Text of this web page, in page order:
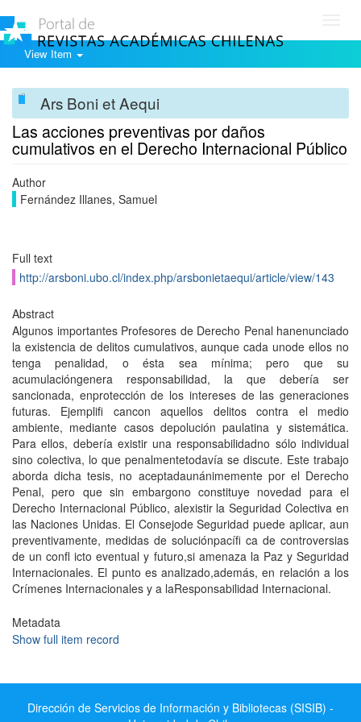
View Item
Ars Boni et Aequi
Las acciones preventivas por daños
cumulativos en el Derecho Internacional Público
Author
Fernández Illanes, Samuel
Full text
http://arsboni.ubo.cl/index.php/arsbonietaequi/article/view/143
Abstract
Algunos importantes Profesores de Derecho Penal hanenunciado
la existencia de delitos cumulativos, aunque cada unode ellos no
tenga penalidad, o ésta sea mínima; pero que su
acumulacióngenera responsabilidad, la que debería ser
sancionada, enprotección de los intereses de las generaciones
futuras. Ejemplifi cancon aquellos delitos contra el medio
ambiente, mediante casos depolución paulatina y sistemática.
Para ellos, debería existir una responsabilidadno sólo individual
sino colectiva, lo que penalmentetodavía se discute. Este trabajo
aborda dicha tesis, no aceptadaunánimemente por el Derecho
Penal, pero que sin embargono constituye novedad para el
Derecho Internacional Público, alexistir la Seguridad Colectiva en
las Naciones Unidas. El Consejode Seguridad puede aplicar, aun
preventivamente, medidas de soluciónpacífi ca de controversias
de un confl icto eventual y futuro,si amenaza la Paz y Seguridad
Internacionales. El punto es analizado,además, en relación a los
Crímenes Internacionales y a laResponsabilidad Internacional.
Metadata
Show full item record
Dirección de Servicios de Información y Bibliotecas (SISIB) -